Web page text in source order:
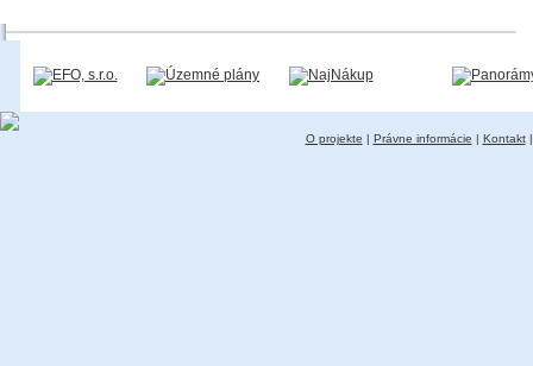
O projekte | Právne informácie | Kontakt|